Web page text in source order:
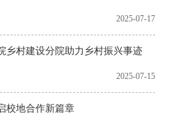
2025-07-17
乡村建设分院助力乡村振兴事迹
2025-07-15
校地合作新篇章